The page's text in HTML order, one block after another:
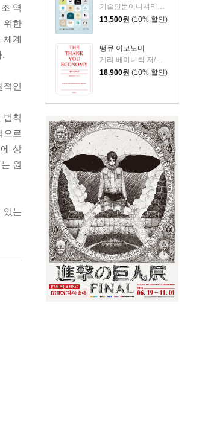
13,500원 (10% 할인)
땡큐 이코노미
게리 베이너척 저/박선주 역
18,900원 (10% 할인)
역
위한
체계
.
적인
법칙
으로
상
원
있는